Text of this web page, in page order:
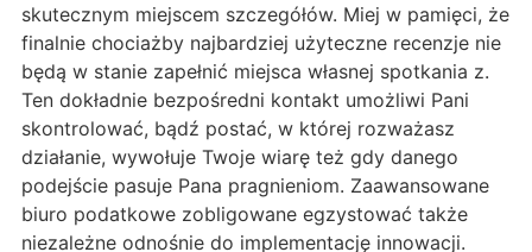
skutecznym miejscem szczegółów. Miej w pamięci, że
finalnie chociażby najbardziej użyteczne recenzje nie
będą w stanie zapełnić miejsca własnej spotkania z.
Ten dokładnie bezpośredni kontakt umożliwi Pani
skontrolować, bądź postać, w której rozważasz
działanie, wywołuje Twoje wiarę też gdy danego
podejście pasuje Pana pragnieniom. Zaawansowane
biuro podatkowe zobligowane egzystować także
niezależne odnośnie do implementację innowacji.